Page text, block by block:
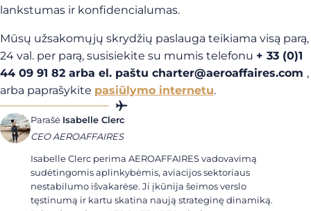
lankstumas ir konfidencialumas.
Mūsų užsakomųjų skrydžių paslauga teikiama visą parą,
24 val. per parą, susisiekite su mumis telefonu + 33 (0)1
44 09 91 82 arba el. paštu charter@aeroaffaires.com ,
arba paprašykite pasiūlymo internetu.
Parašė Isabelle Clerc
CEO AEROAFFAIRES
Isabelle Clerc perima AEROAFFAIRES vadovavimą
sudėtingomis aplinkybėmis, aviacijos sektoriaus
nestabilumo išvakarėse. Ji įkūnija šeimos verslo
tęstinumą ir kartu skatina naują strateginę dinamiką.